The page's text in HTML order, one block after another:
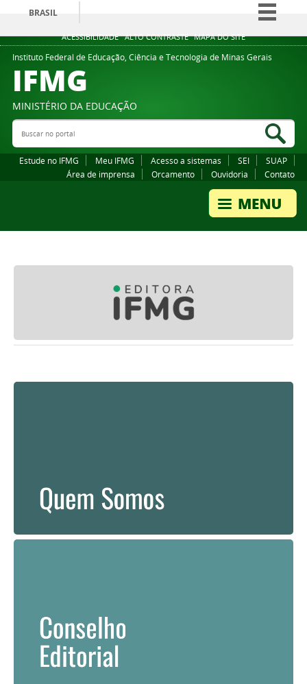
ACESSIBILIDADE ALTO CONTRASTE MAPA DO SITE
BRASIL
Simplifique!
Comunica BR
Legislação
Instituto Federal de Educação, Ciência e Tecnologia de Minas Gerais
IFMG
MINISTÉRIO DA EDUCAÇÃO
Buscar no portal
Estude no IFMG Meu IFMG Acesso a sistemas SEI
SUAP
Área de imprensa
Orcamento Ouvidoria Contato